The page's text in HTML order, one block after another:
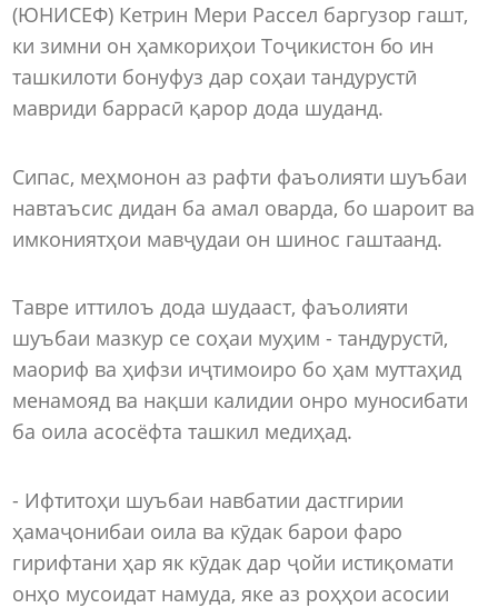
(ЮНИСЕФ) Кетрин Мери Рассел баргузор гашт,
ки зимни он ҳамкориҳои Тоҷикистон бо ин
ташкилоти бонуфуз дар соҳаи тандурустӣ
мавриди баррасӣ қарор дода шуданд.
Сипас, меҳмонон аз рафти фаъолияти шуъбаи
навтаъсис дидан ба амал оварда, бо шароит ва
имкониятҳои мавҷудаи он шинос гаштаанд.
Тавре иттилоъ дода шудааст, фаъолияти
шуъбаи мазкур се соҳаи муҳим - тандурустӣ,
маориф ва ҳифзи иҷтимоиро бо ҳам муттаҳид
менамояд ва нақши калидии онро муносибати
ба оила асосёфта ташкил медиҳад.
- Ифтитоҳи шуъбаи навбатии дастгирии
ҳамаҷонибаи оила ва кӯдак барои фаро
гирифтани ҳар як кӯдак дар ҷойи истиқомати
онҳо мусоидат намуда, яке аз роҳҳои асосии